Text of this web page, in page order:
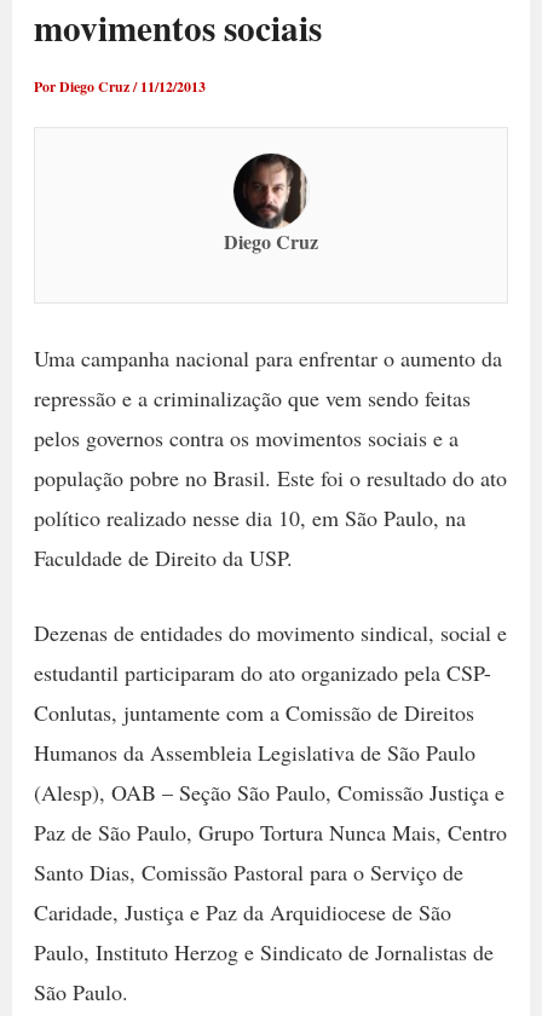
movimentos sociais
PorDiego Cruz/11/12/2013
Diego Cruz
Uma campanha nacional para enfrentar o aumento da
repressão e a criminalização que vem sendo feitas
pelos governos contra os movimentos sociais e a
população pobre no Brasil. Este foi o resultado do ato
político realizado nesse dia 10, em São Paulo, na
Faculdade de Direito da USP.
Dezenas de entidades do movimento sindical, social e
estudantil participaram do ato organizado pela CSP-
Conlutas, juntamente com a Comissão de Direitos
Humanos da Assembleia Legislativa de São Paulo
(Alesp), OAB – Seção São Paulo, Comissão Justiça e
Paz de São Paulo, Grupo Tortura Nunca Mais, Centro
Santo Dias, Comissão Pastoral para o Serviço de
Caridade, Justiça e Paz da Arquidiocese de São
Paulo, Instituto Herzog e Sindicato de Jornalistas de
São Paulo.